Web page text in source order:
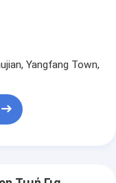
Yangfang Town,